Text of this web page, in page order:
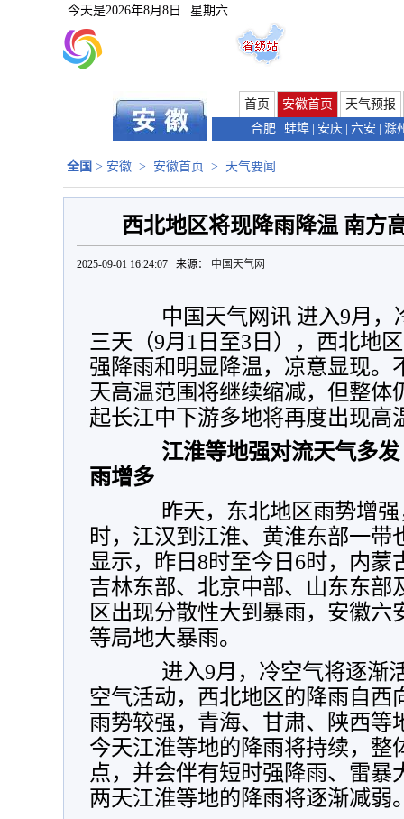
今天是2026年8月8日 星期六
首页 安徽首页
天气预报
合肥 蚌埠 安庆 六安 滁
全国 > 安徽 > 安徽首页 > 天气要闻
西北地区将现降雨降温 南方
2025-09-01 16:24:07 来源： 中国天气网
中国天气网讯 进入9月，
三天（9月1日至3日），西北地
强降雨和明显降温，凉意显现。
天高温范围将继续缩减，但整体
起长江中下游多地将再度出现高
江淮等地强对流天气多
雨增多
昨天，东北地区雨势增强
时，江汉到江淮、黄淮东部一带
显示，
昨日8时至今日6时，内
吉林东部、北京中部、山东东部
区出现分散性大到暴雨，安徽六
等局地大暴雨。
进入9月，冷空气将逐渐
空气活动，西北地区的降雨自西
雨势较强，青海、甘肃、陕西等
今天江淮等地的降雨将持续，整
点，并会伴有短时强降雨、雷暴
两天江淮等地的降雨将逐渐减弱